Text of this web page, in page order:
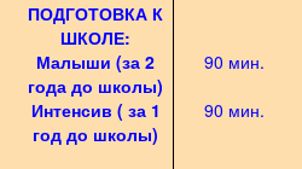
ПОДГОТОВКА К
ШКОЛЕ:
Малыши (за 2
года до школы)
90 мин.
Интенсив ( за 1
год до школы)
90 мин.